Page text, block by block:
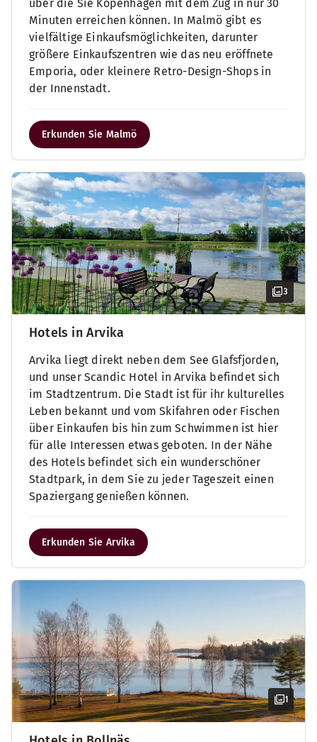
über die Sie Kopenhagen mit dem Zug in nur 30
Minuten erreichen können. In Malmö gibt es
vielfältige Einkaufsmöglichkeiten, darunter
größere Einkaufszentren wie das neu eröffnete
Emporia, oder kleinere Retro-Design-Shops in
der Innenstadt.
Erkunden Sie Malmö
3
Hotels in Arvika
Arvika liegt direkt neben dem See Glafsfjorden,
und unser Scandic Hotel in Arvika befindet sich
im Stadtzentrum. Die Stadt ist für ihr kulturelles
Leben bekannt und vom Skifahren oder Fischen
über Einkaufen bis hin zum Schwimmen ist hier
für alle Interessen etwas geboten. In der Nähe
des Hotels befindet sich ein wunderschöner
Stadtpark, in dem Sie zu jeder Tageszeit einen
Spaziergang genießen können.
Erkunden Sie Arvika
1